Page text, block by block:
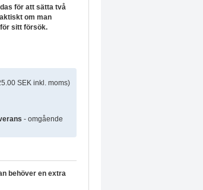
för att sätta två
om man
sitt försök.
SEK inkl. moms)
- omgående
behöver en extra